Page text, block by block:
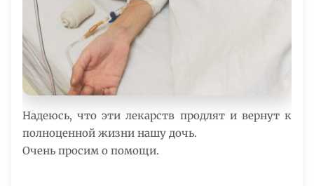
Надеюсь, что эти лекарств продлят и вернут к
полноценной жизни нашу дочь.
Очень просим о помощи.